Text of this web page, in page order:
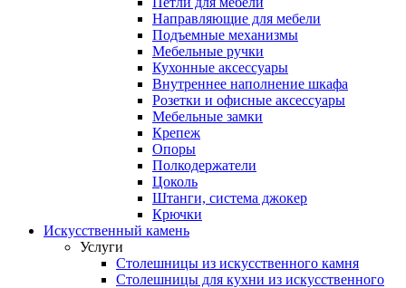
Направляющие для мебели
Подъемные механизмы
Мебельные ручки
Кухонные аксессуары
Внутреннее наполнение шкафа
Розетки и офисные аксессуары
Мебельные замки
Крепеж
Опоры
Полкодержатели
Цоколь
Штанги, система джокер
Крючки
Искусственный камень
Услуги
Столешницы из искусственного камня
Столешницы для кухни из искусственного